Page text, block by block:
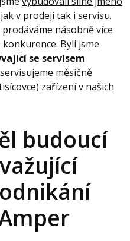
v prodeji tak i servisu.
násobně více
Byli jsme
se servisem
měsíčně
zařízení v našich
budoucí